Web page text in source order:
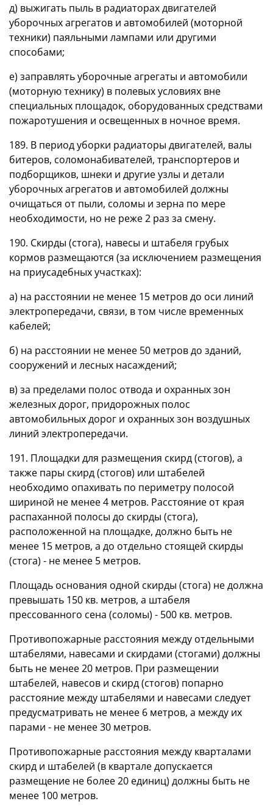
д) выжигать пыль в радиаторах двигателей
уборочных агрегатов и автомобилей (моторной
техники) паяльными лампами или другими
способами;
е) заправлять уборочные агрегаты и автомобили
(моторную технику) в полевых условиях вне
специальных площадок, оборудованных средствами
пожаротушения и освещенных в ночное время.
189. В период уборки радиаторы двигателей, валы
битеров, соломонабивателей, транспортеров и
подборщиков, шнеки и другие узлы и детали
уборочных агрегатов и автомобилей должны
очищаться от пыли, соломы и зерна по мере
необходимости, но не реже 2 раз за смену.
190. Скирды (стога), навесы и штабеля грубых
кормов размещаются (за исключением размещения
на приусадебных участках):
а) на расстоянии не менее 15 метров до оси линий
электропередачи, связи, в том числе временных
кабелей;
б) на расстоянии не менее 50 метров до зданий,
сооружений и лесных насаждений;
в) за пределами полос отвода и охранных зон
железных дорог, придорожных полос
автомобильных дорог и охранных зон воздушных
линий электропередачи.
191. Площадки для размещения скирд (стогов), а
также пары скирд (стогов) или штабелей
необходимо опахивать по периметру полосой
шириной не менее 4 метров. Расстояние от края
распаханной полосы до скирды (стога),
расположенной на площадке, должно быть не
менее 15 метров, а до отдельно стоящей скирды
(стога) - не менее 5 метров.
Площадь основания одной скирды (стога) не должна
превышать 150 кв. метров, а штабеля
прессованного сена (соломы) - 500 кв. метров.
Противопожарные расстояния между отдельными
штабелями, навесами и скирдами (стогами) должны
быть не менее 20 метров. При размещении
штабелей, навесов и скирд (стогов) попарно
расстояние между штабелями и навесами следует
предусматривать не менее 6 метров, а между их
парами - не менее 30 метров.
Противопожарные расстояния между кварталами
скирд и штабелей (в квартале допускается
размещение не более 20 единиц) должны быть не
менее 100 метров.